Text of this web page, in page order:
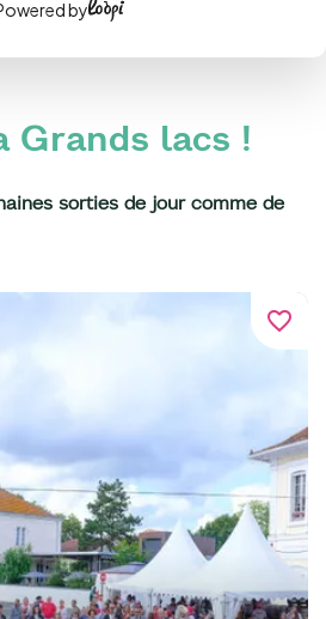
by
Grands lacs !
sorties de jour comme de
favorite_border